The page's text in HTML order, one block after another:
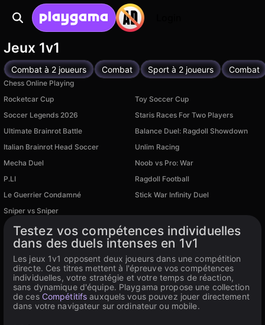
Jeux 1v1
Combat à 2 joueurs Combat Sport à 2 joueurs Combat
Chess Online Playing
Rocketcar Cup
Toy Soccer Cup
Soccer Legends 2026
Staris Races For Two Players
Ultimate Brainrot Battle
Balance Duel: Ragdoll Showdown
Italian Brainrot Head Soccer
Unlim Racing
Mecha Duel
Noob vs Pro: War
P.LI
Ragdoll Football
Le Guerrier Condamné Stick War Infinity Duel
Disponible sur PC
Sniper vs Sniper
Testez vos compétences individuelles
dans des duels intenses en 1v1
Les jeux 1v1 opposent deux joueurs dans une compétition
directe. Ces titres mettent à l'épreuve vos compétences
individuelles, votre stratégie et votre temps de réaction,
sans dynamique d'équipe. Playgama propose une collection
de ces Compétitifs auxquels vous pouvez jouer directement
dans votre navigateur sur ordinateur ou mobile.